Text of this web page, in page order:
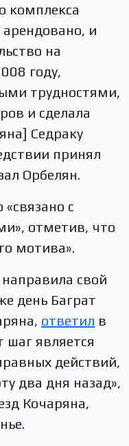
комплекса
и
на
году,
трудностями,
и сделала
Седраку
принял
Орбелян.
«связано с
отметив, что
мотива».
свой
день Баграт
ответил в
шаг является
действий,
два дня назад»,
Кочаряна,